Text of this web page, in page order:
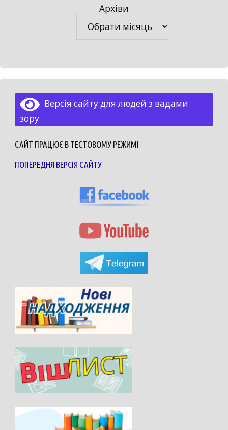
Архіви
Версія сайту для людей з вадами
зору
САЙТ ПРАЦЮЄ В ТЕСТОВОМУ РЕЖИМІ
ПОПЕРЕДНЯ ВЕРСІЯ САЙТУ